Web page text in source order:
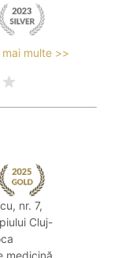
mai multe >>
nr. 7,
Cluj-
medicină